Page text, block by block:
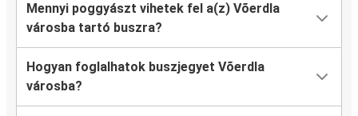
Mennyi poggyászt vihetek fel a(z) Võerdla
városba tartó buszra?
Hogyan foglalhatok buszjegyet Võerdla
városba?